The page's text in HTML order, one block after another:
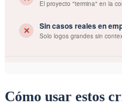
Cómo usar estos